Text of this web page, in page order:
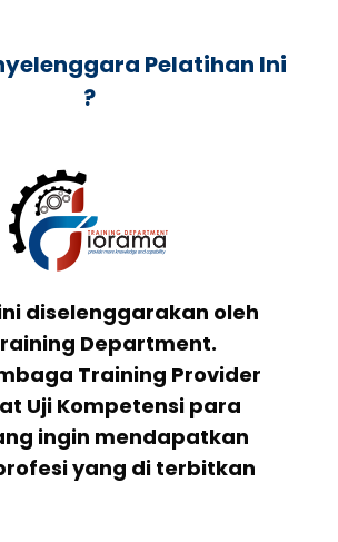
Pelatihan Ini
?
diselenggarakan oleh
Department.
Training Provider
Uji Kompetensi para
ingin mendapatkan
yang di terbitkan